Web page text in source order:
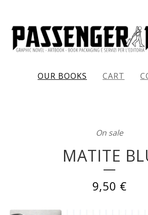
OUR BOOKS CART
On sale
MATITE
9,50 €